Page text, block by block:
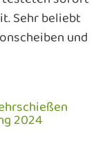
Sehr beliebt
und